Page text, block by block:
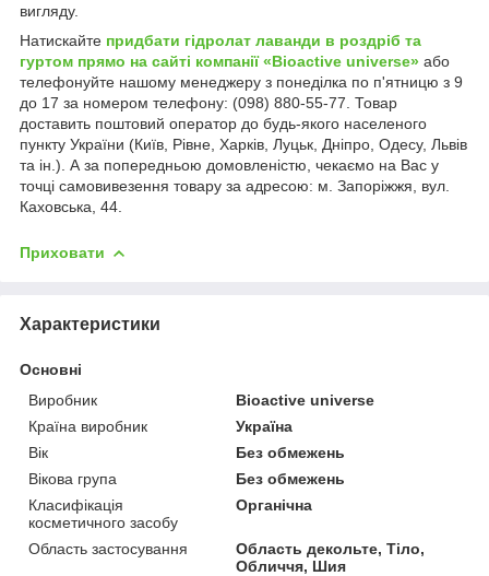
вигляду.
Натискайте придбати гідролат лаванди в роздріб та
гуртом прямо на сайті компанії «Bioactive universe» або
телефонуйте нашому менеджеру з понеділка по п'ятницю з 9
до 17 за номером телефону: (098) 880-55-77. Товар
доставить поштовий оператор до будь-якого населеного
пункту України (Київ, Рівне, Харків, Луцьк, Дніпро, Одесу, Львів
та ін.). А за попередньою домовленістю, чекаємо на Вас у
точці самовивезення товару за адресою: м. Запоріжжя, вул.
Каховська, 44.
Приховати
Характеристики
Основні
Виробник
Bioactive universe
Країна виробник
Україна
Вік
Без обмежень
Вікова група
Без обмежень
Класифікація
косметичного засобу
Органічна
Область застосування
Область декольте, Тіло,
Обличчя, Шия